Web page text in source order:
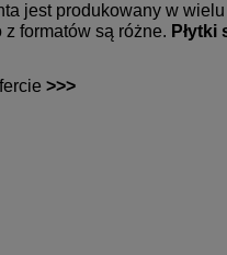
jest produkowany w
formatów są różne. Płytki
>>>